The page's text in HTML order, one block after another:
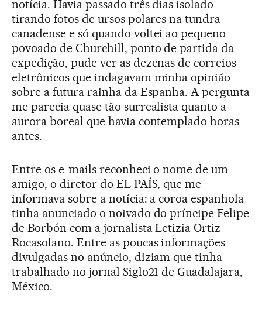
notícia. Havia passado três dias isolado
tirando fotos de ursos polares na tundra
canadense e só quando voltei ao pequeno
povoado de Churchill, ponto de partida da
expedição, pude ver as dezenas de correios
eletrônicos que indagavam minha opinião
sobre a futura rainha da Espanha. A pergunta
me parecia quase tão surrealista quanto a
aurora boreal que havia contemplado horas
antes.
Entre os e-mails reconheci o nome de um
amigo, o diretor do EL PAÍS, que me
informava sobre a notícia: a coroa espanhola
tinha anunciado o noivado do príncipe Felipe
de Borbón com a jornalista Letizia Ortiz
Rocasolano. Entre as poucas informações
divulgadas no anúncio, diziam que tinha
trabalhado no jornal Siglo21 de Guadalajara,
México.